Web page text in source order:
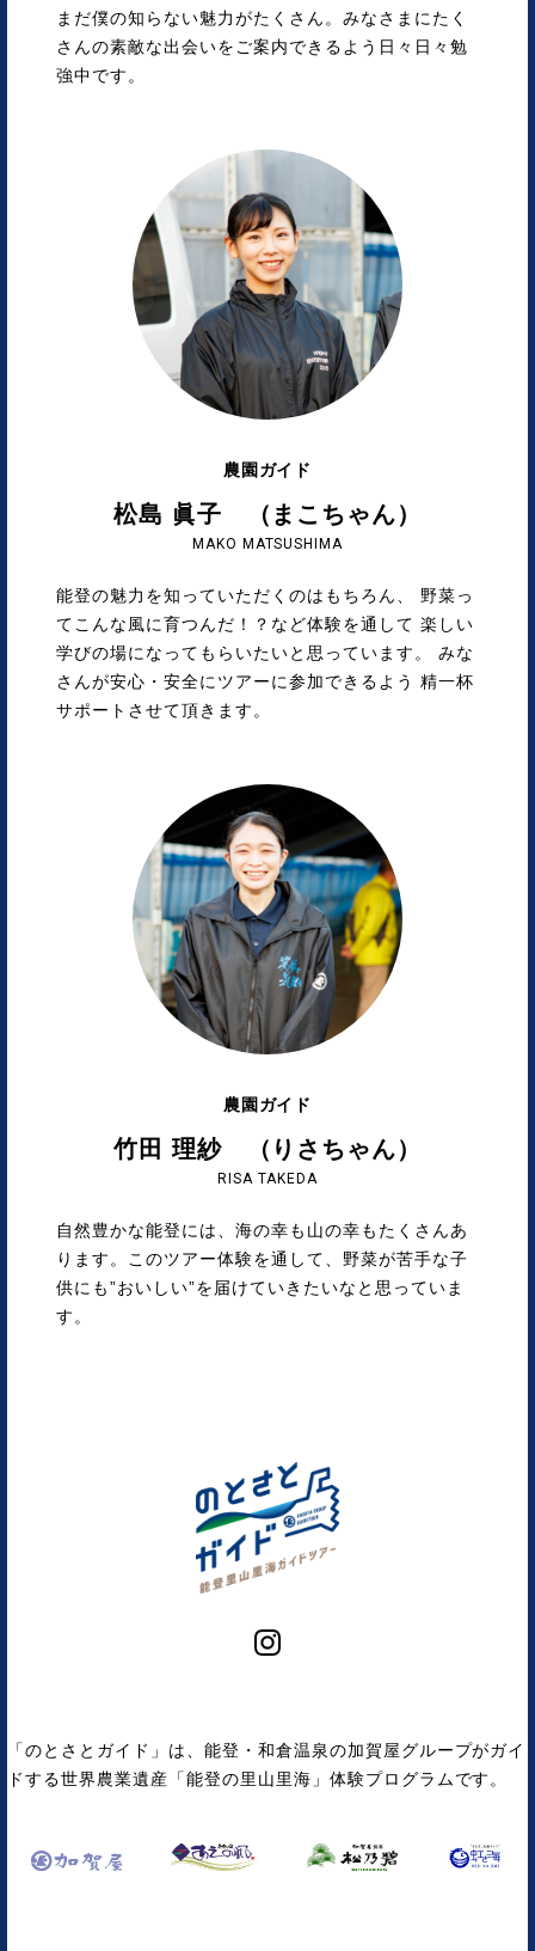
まだ僕の知らない魅力がたくさん。みなさまにたく
さんの素敵な出会いをご案内できるよう日々日々勉
強中です。
農園ガイド
松島 眞子 （まこちゃん）
MAKO MATSUSHIMA
能登の魅力を知っていただくのはもちろん、 野菜っ
てこんな風に育つんだ！？など体験を通して 楽しい
学びの場になってもらいたいと思っています。 みな
さんが安心・安全にツアーに参加できるよう 精一杯
サポートさせて頂きます。
農園ガイド
竹田 理紗 （りさちゃん）
RISA TAKEDA
自然豊かな能登には、海の幸も山の幸もたくさんあ
ります。このツアー体験を通して、野菜が苦手な子
供にも”おいしい”を届けていきたいなと思っていま
す。
「のとさとガイド」は、能登・和倉温泉の加賀屋グループがガイ
ドする世界農業遺産「能登の里山里海」体験プログラムです。